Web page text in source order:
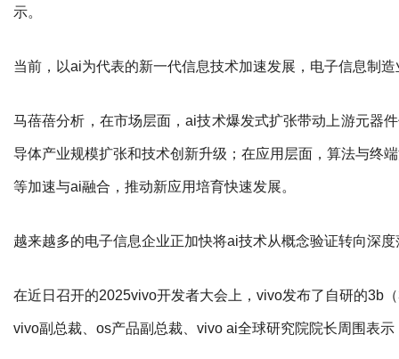
示。
当前，以ai为代表的新一代信息技术加速发展，电子信息制
马蓓蓓分析，在市场层面，ai技术爆发式扩张带动上游元器
导体产业规模扩张和技术创新升级；在应用层面，算法与终
等加速与ai融合，推动新应用培育快速发展。
越来越多的电子信息企业正加快将ai技术从概念验证转向深
在近日召开的2025vivo开发者大会上，vivo发布了自研的3b
vivo副总裁、os产品副总裁、vivo ai全球研究院院长周围表